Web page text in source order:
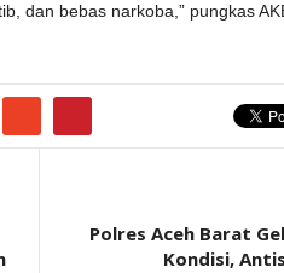
dan bebas narkoba,” pungkas
Polres Aceh Barat
Kondisi,